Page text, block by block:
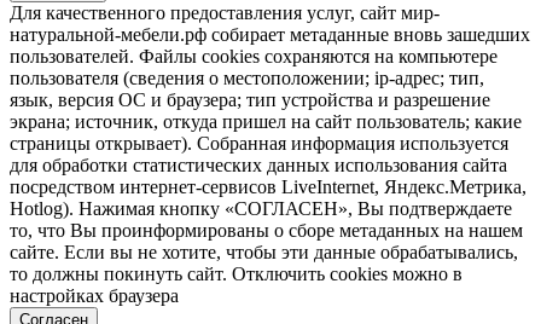
Для качественного предоставления услуг, сайт мир-
натуральной-мебели.рф собирает метаданные вновь зашедших
пользователей. Файлы cookies сохраняются на компьютере
пользователя (сведения о местоположении; ip-адрес; тип,
язык, версия ОС и браузера; тип устройства и разрешение
экрана; источник, откуда пришел на сайт пользователь; какие
страницы открывает). Собранная информация используется
для обработки статистических данных использования сайта
посредством интернет-сервисов LiveInternet, Яндекс.Метрика,
Hotlog). Нажимая кнопку «СОГЛАСЕН», Вы подтверждаете
то, что Вы проинформированы о сборе метаданных на нашем
сайте. Если вы не хотите, чтобы эти данные обрабатывались,
то должны покинуть сайт. Отключить cookies можно в
настройках браузера
Согласен